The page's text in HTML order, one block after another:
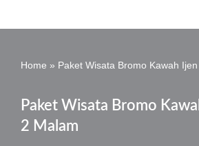
Home » Paket Wisata Bromo Kawah
Paket Wisata Bromo
2 Malam